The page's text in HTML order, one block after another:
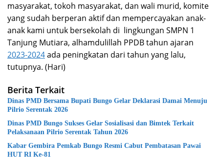
masyarakat, tokoh masyarakat, dan wali murid, komite
yang sudah berperan aktif dan mempercayakan anak-
anak kami untuk bersekolah di lingkungan SMPN 1
Tanjung Mutiara, alhamdulillah PPDB tahun ajaran
2023-2024ada peningkatan dari tahun yang lalu,
tutupnya. (Hari)
Berita Terkait
Dinas PMD Bersama Bupati Bungo Gelar Deklarasi Damai Menuju
Pilrio Serentak 2026
Dinas PMD Bungo Sukses Gelar Sosialisasi dan Bimtek Terkait
Pelaksanaan Pilrio Serentak Tahun 2026
Kabar Gembira Pemkab Bungo Resmi Cabut Pembatasan Pawai
HUT RI Ke-81